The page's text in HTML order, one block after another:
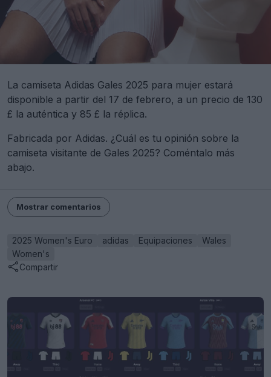
La camiseta Adidas Gales 2025 para mujer estará
disponible a partir del 17 de febrero, a un precio de 130
£ la auténtica y 85 £ la réplica.
Fabricada por Adidas. ¿Cuál es tu opinión sobre la
camiseta visitante de Gales 2025? Coméntalo más
abajo.
Mostrar comentarios
2025 Women's Euro adidas Equipaciones
Wales
Women's
Compartir